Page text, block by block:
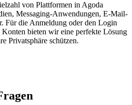
von Plattformen in Agoda
Messaging-Anwendungen, E-Mail-
Für die Anmeldung oder den Login
Konten bieten wir eine perfekte Lösung
Privatsphäre schützen.